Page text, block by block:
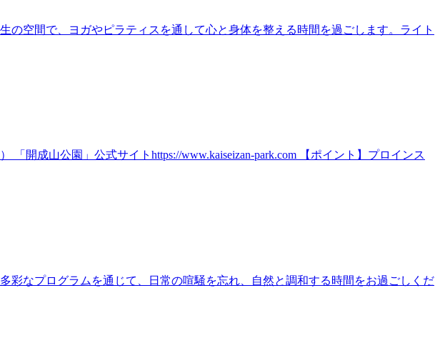
空間で、ヨガやピラティスを通して心と身体を整える時間を過ごします。ライト
開成山公園」公式サイトhttps://www.kaiseizan-park.com 【ポイント】プロインス
なプログラムを通じて、日常の喧騒を忘れ、自然と調和する時間をお過ごしくだ